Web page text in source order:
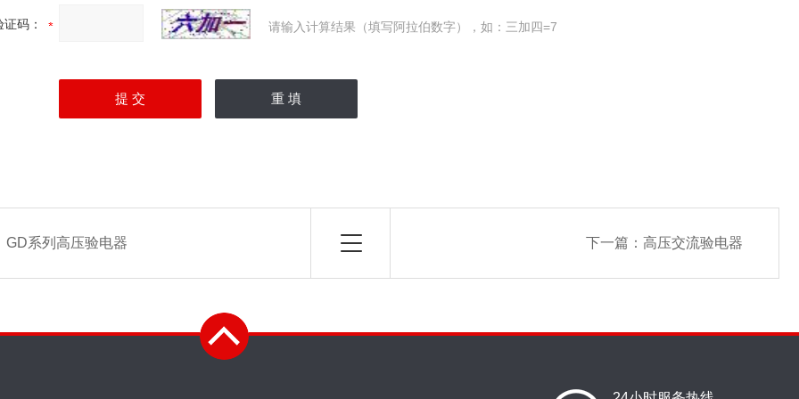
证码： 请输入计算结果（填写阿拉伯数字），如：三加四=7
GD系列高压验电器 下一篇： 高压交流验电器